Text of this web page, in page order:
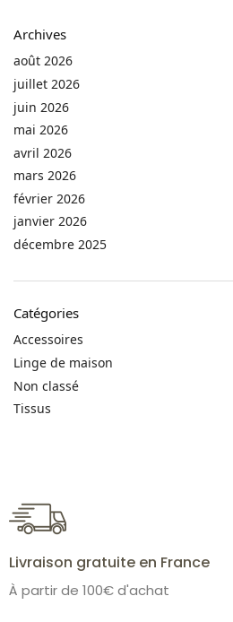
Archives
août 2026
juillet 2026
juin 2026
mai 2026
avril 2026
mars 2026
février 2026
janvier 2026
décembre 2025
Catégories
Accessoires
Linge de maison
Non classé
Tissus
Livraison gratuite en France
À partir de 100€ d'achat